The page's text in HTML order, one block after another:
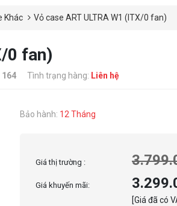
Khác Vỏ case ART ULTRA W1 (ITX/0 fan)
0 fan)
164 Tình trạng hàng: Liên hệ
Bảo hành: 12 Tháng
Giá thị trường :
Giá khuyến mãi:
[Giá đã có